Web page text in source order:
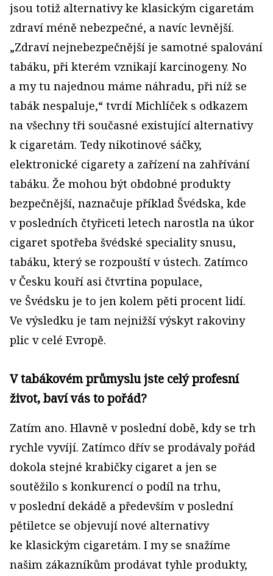
jsou totiž alternativy ke klasickým cigaretám
zdraví méně nebezpečné, a navíc levnější.
„Zdraví nejnebezpečnější je samotné spalování
tabáku, při kterém vznikají karcinogeny. No
a my tu najednou máme náhradu, při níž se
tabák nespaluje,“ tvrdí Michlíček s odkazem
na všechny tři současné existující alternativy
k cigaretám. Tedy ni­kotinové sáčky,
elektronické cigarety a zařízení na zahřívání
tabáku. Že mohou být obdobné produkty
bezpečnější, naznačuje příklad Švédska, kde
v posledních čtyřiceti letech narostla na úkor
cigaret spotřeba švédské speciality snusu,
tabáku, který se rozpouští v ústech. Zatímco
v Česku kouří asi čtvrtina populace,
ve Švédsku je to jen kolem pěti procent lidí.
Ve výsledku je tam nejnižší výskyt rakoviny
plic v celé Evropě.
V tabákovém průmyslu jste celý profesní
život, baví vás to pořád?
Zatím ano. Hlavně v poslední době, kdy se trh
rychle vyvíjí. Zatímco dřív se prodávaly pořád
dokola stejné krabičky cigaret a jen se
soutěžilo s konkurencí o podíl na trhu,
v poslední dekádě a především v poslední
pětiletce se objevují nové alternativy
ke klasickým cigaretám. I my se snažíme
našim zákazníkům prodávat tyhle produkty,